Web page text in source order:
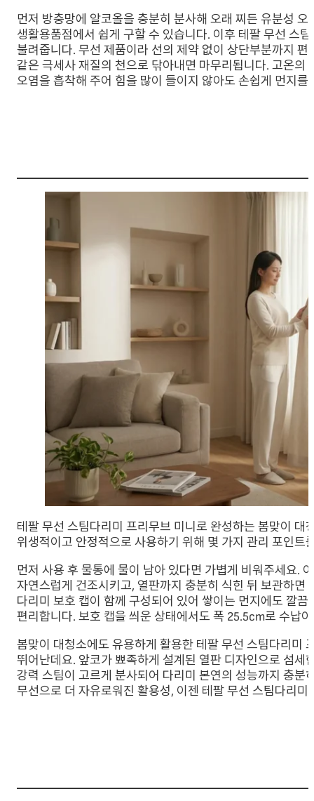
먼저 방충망에 알코올을 충분히 분사해 오래 찌든 유분성
생활용품점에서 쉽게 구할 수 있습니다. 이후 테팔 무선 스
불려줍니다. 무선 제품이라 선의 제약 없이 상단부분까지
같은 극세사 재질의 천으로 닦아내면 마무리됩니다. 고온의
오염을 흡착해 주어 힘을 많이 들이지 않아도 손쉽게 먼지를
테팔 무선 스팀다리미 프리무브 미니로 완성하는 봄맞이 대
위생적이고 안정적으로 사용하기 위해 몇 가지 관리 포인트
먼저 사용 후 물통에 물이 남아 있다면 가볍게 비워주세요.
자연스럽게 건조시키고, 열판까지 충분히 식힌 뒤 보관하
다리미 보호 캡이 함께 구성되어 있어 쌓이는 먼지에도 깔
편리합니다. 보호 캡을 씌운 상태에서도 폭 25.5cm로 수납
봄맞이 대청소에도 유용하게 활용한 테팔 무선 스팀다리미
뛰어난데요. 앞코가 뾰족하게 설계된 열판 디자인으로 섬
강력 스팀이 고르게 분사되어 다리미 본연의 성능까지 충
무선으로 더 자유로워진 활용성, 이젠 테팔 무선 스팀다리